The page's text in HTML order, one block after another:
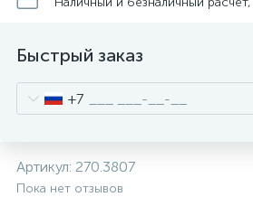
Быстрый заказ
+7
Артикул: 270.3807
Пока нет отзывов